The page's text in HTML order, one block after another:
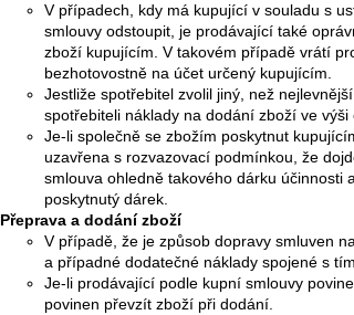
V případech, kdy má kupující v souladu s
smlouvy odstoupit, je prodávající také
zboží kupujícím. V takovém případě vrátí
bezhotovostně na účet určený kupujícím.
Jestliže spotřebitel zvolil jiný, než
spotřebiteli náklady na dodání zboží ve
Je-li společně se zbožím poskytnut
uzavřena s rozvazovací podmínkou, že
smlouva ohledně takového dárku
poskytnutý dárek.
Přeprava a dodání zboží
V případě, že je způsob dopravy smluven
a případné dodatečné náklady spojené s
Je-li prodávající podle kupní smlouvy
povinen převzít zboží při dodání.